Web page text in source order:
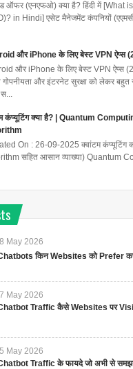
ऑफर (एनएफओ) क्या है? हिंदी में [What
in Hindi] एसेट मैनेजमेंट कंपनियों
और iPhone के लिए बेस्ट VPN ऐप्स
और iPhone के लिए बेस्ट VPN ऐप्स
गोपनीयता और इंटरनेट सुरक्षा को लेकर बहुत
कंप्यूटिंग क्या है? | Quantum
On : 26-09-2025 क्वांटम कंप्यूटिंग
सहित आसान व्याख्या) Quantum
May 2026
किन Websites को Prefer
May 2026
Traffic कैसे Websites पर
May 2026
Traffic के फायदे जो अभी से